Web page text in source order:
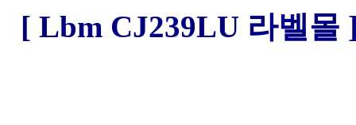
[ Lbm CJ239LU 라벨몰